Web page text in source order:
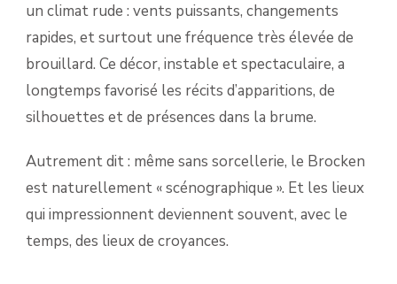
un climat rude : vents puissants, changements
rapides, et surtout une fréquence très élevée de
brouillard. Ce décor, instable et spectaculaire, a
longtemps favorisé les récits d’apparitions, de
silhouettes et de présences dans la brume.
Autrement dit : même sans sorcellerie, le Brocken
est naturellement « scénographique ». Et les lieux
qui impressionnent deviennent souvent, avec le
temps, des lieux de croyances.